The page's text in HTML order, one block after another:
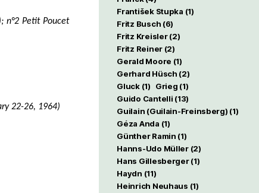
n°2 Petit Poucet
22-26, 1964)
František Stupka (1)
Fritz Busch (6)
Fritz Kreisler(2)
Fritz Reiner(2)
Gerald Moore (1)
Gerhard Hüsch (2)
Gluck(1) Grieg (1)
Guido Cantelli (13)
Guilain (Guilain-Freinsberg) (1)
Géza Anda (1)
Günther Ramin (1)
Hanns-Udo Müller(2)
Hans Gillesberger(1)
Haydn (11)
Heinrich Neuhaus (1)